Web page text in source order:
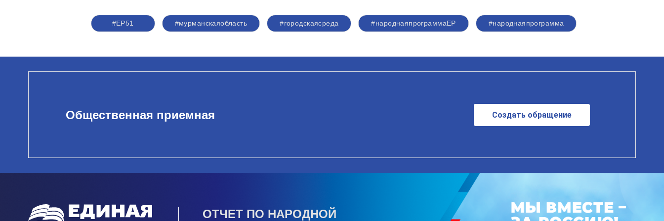
#ЕР51 #мурманскаяобласть #городскаясреда #народнаяпрограммаЕР #народнаяпрограмма
Общественная приемная Создать обращение
ОТЧЕТ ПО НАРОДНОЙ